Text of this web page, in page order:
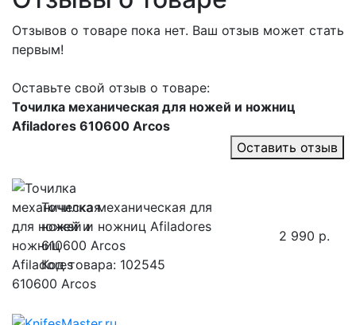
Отзывов о товаре пока нет. Ваш отзыв может стать
первым!
Оставьте свой отзыв о товаре:
Точилка механическая для ножей и ножниц
Afiladores 610600 Arcos
Оставить отзыв
Точилка механическая для
ножей и ножниц Afiladores
610600 Arcos
Код товара: 102545
2 990 р.